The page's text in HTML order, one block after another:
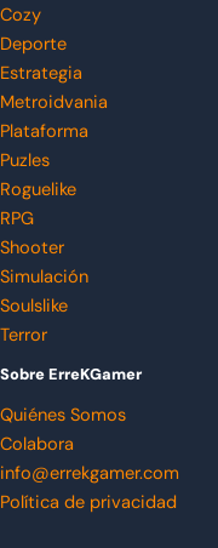
Cozy
Deporte
Estrategia
Metroidvania
Plataforma
Puzles
Roguelike
RPG
Shooter
Simulación
Soulslike
Terror
Sobre ErreKGamer
Quiénes Somos
Colabora
info@errekgamer.com
Política de privacidad